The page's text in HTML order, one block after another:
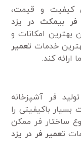
کیفیت و قیمت،
فر بیمکث در یزد
بهترین امکانات و
خدمات تعمیر
ارائه کند.
فر آشپزخانه
باکیفیتی را
نوع ساختار فر ممکن
تعمیر فر در یزد